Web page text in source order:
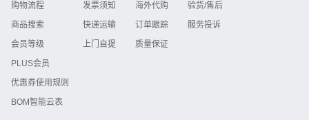
购物流程
商品搜索
会员等级
PLUS会员
优惠券使用规则
BOM智能云表
发票须知
快递运输
上门自提
海外代购
订单跟踪
质量保证
验货/售后
服务投诉